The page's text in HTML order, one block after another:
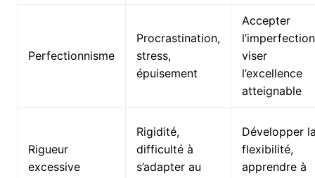
Perfectionnisme
Procrastination,
stress,
épuisement
Accepter
viser
l’excellence
atteignable
Rigueur
excessive
Rigidité,
difficulté à
s’adapter au
Développer
flexibilité,
apprendre à